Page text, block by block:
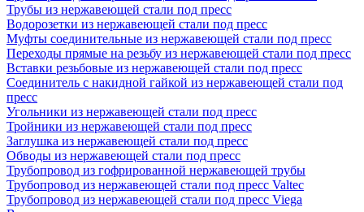
Трубы из нержавеющей стали под пресс
Водорозетки из нержавеющей стали под пресс
Муфты соединительные из нержавеющей стали под пресс
Переходы прямые на резьбу из нержавеющей стали под пресс
Вставки резьбовые из нержавеющей стали под пресс
Соединитель с накидной гайкой из нержавеющей стали под
пресс
Угольники из нержавеющей стали под пресс
Тройники из нержавеющей стали под пресс
Заглушка из нержавеющей стали под пресс
Обводы из нержавеющей стали под пресс
Трубопровод из гофрированной нержавеющей трубы
Трубопровод из нержавеющей стали под пресс Valtec
Трубопровод из нержавеющей стали под пресс Viega